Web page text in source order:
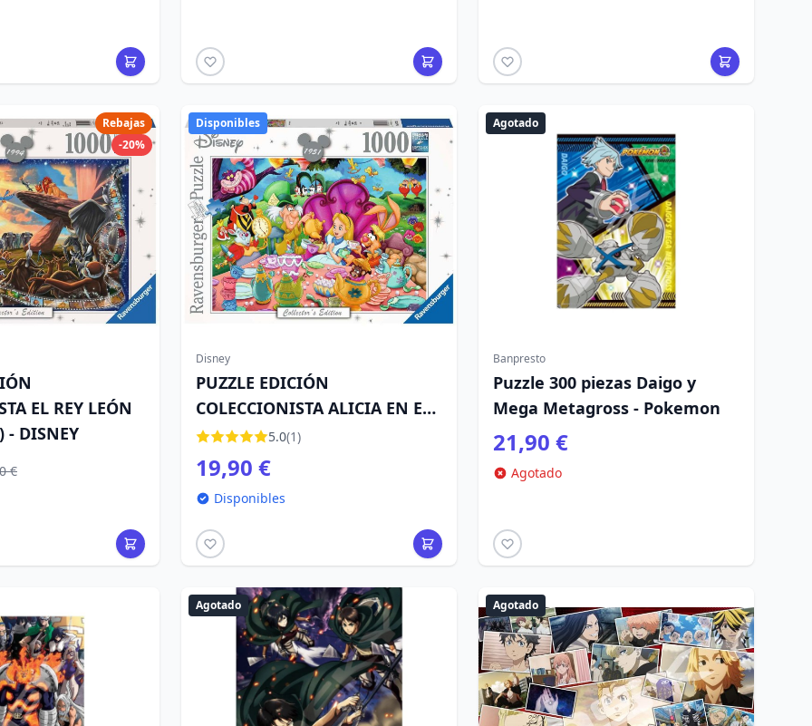
Rebajas
-20%
EL REY LEÓN
- DISNEY
€
Disponibles
Disney
PUZZLE EDICIÓN
COLECCIONISTA ALICIA EN EL
PAÍS DE LAS MARAVILLAS
(1000 PIEZAS) - DISNEY
5.0(1)
19,90 €
Disponibles
Agotado
Banpresto
Puzzle 300 piezas Daigo y
Mega Metagross - Pokemon
21,90 €
Agotado
Agotado Agotado